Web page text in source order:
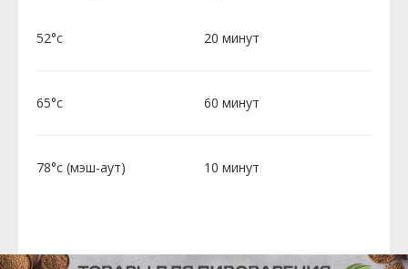
52°c 20 минут
65°c 60 минут
78°c (мэш-аут) 10 минут